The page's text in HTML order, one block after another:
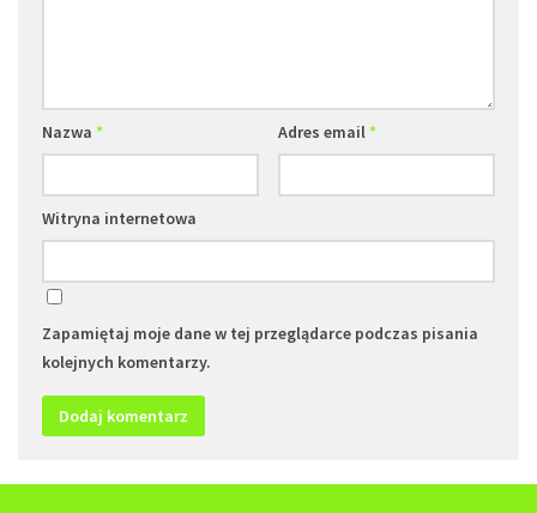
Nazwa * Adres email*
Witryna internetowa
Zapamiętaj moje dane w tej przeglądarce podczas pisania
kolejnych komentarzy.